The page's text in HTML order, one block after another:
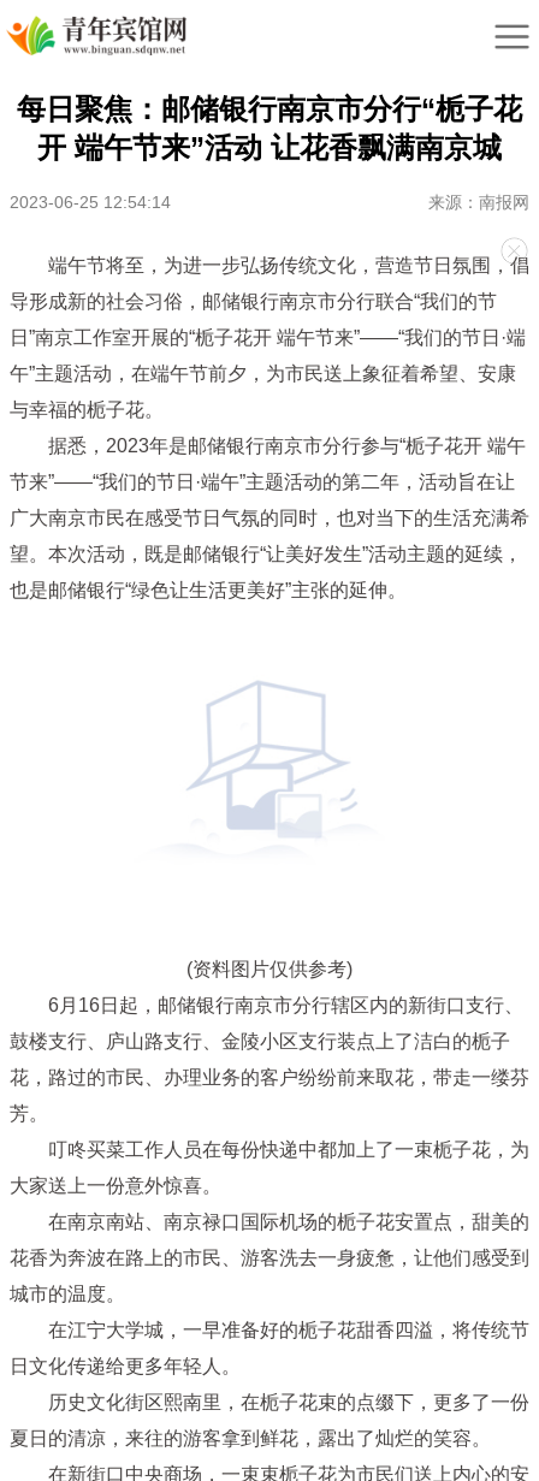
每日聚焦：邮储银行南京市分行“栀子花
开 端午节来”活动 让花香飘满南京城
2023-06-25 12:54:14 来源：南报网
端午节将至，为进一步弘扬传统文化，营造节日氛围，倡
导形成新的社会习俗，邮储银行南京市分行联合“我们的节
日”南京工作室开展的“栀子花开 端午节来”——“我们的节日·端
午”主题活动，在端午节前夕，为市民送上象征着希望、安康
与幸福的栀子花。
据悉，2023年是邮储银行南京市分行参与“栀子花开 端午
节来”——“我们的节日·端午”主题活动的第二年，活动旨在让
广大南京市民在感受节日气氛的同时，也对当下的生活充满希
望。本次活动，既是邮储银行“让美好发生”活动主题的延续，
也是邮储银行“绿色让生活更美好”主张的延伸。
(资料图片仅供参考)
6月16日起，邮储银行南京市分行辖区内的新街口支行、
鼓楼支行、庐山路支行、金陵小区支行装点上了洁白的栀子
花，路过的市民、办理业务的客户纷纷前来取花，带走一缕芬
芳。
叮咚买菜工作人员在每份快递中都加上了一束栀子花，为
大家送上一份意外惊喜。
在南京南站、南京禄口国际机场的栀子花安置点，甜美的
花香为奔波在路上的市民、游客洗去一身疲惫，让他们感受到
城市的温度。
在江宁大学城，一早准备好的栀子花甜香四溢，将传统节
日文化传递给更多年轻人。
历史文化街区熙南里，在栀子花束的点缀下，更多了一份
夏日的清凉，来往的游客拿到鲜花，露出了灿烂的笑容。
在新街口中央商场，一束束栀子花为市民们送上内心的安